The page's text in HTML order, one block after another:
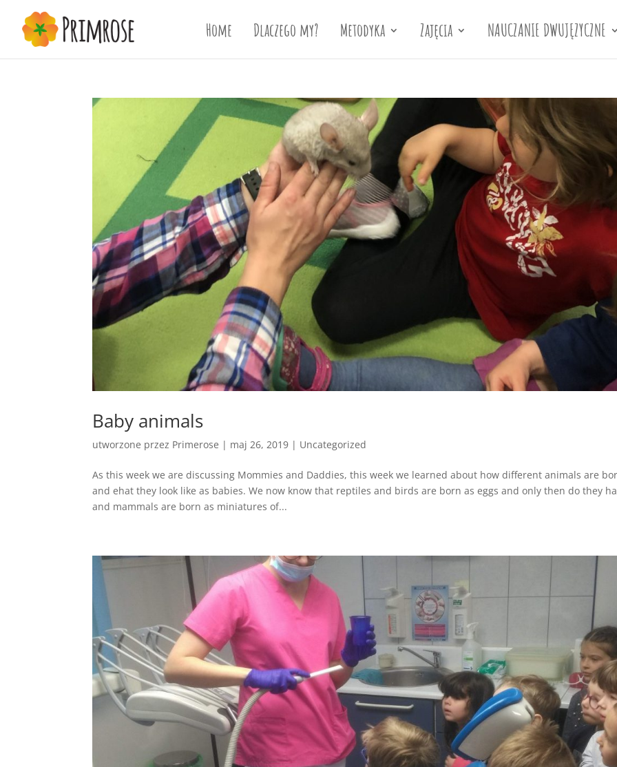
Home Dlaczego my? Metodyka Zajęcia NAUCZANIE DWUJĘZYCZNE
Baby animals
utworzone przez Primerose | maj 26, 2019 | Uncategorized
As this week we are discussing Mommies and Daddies, this week we learned about how different animals are
and ehat they look like as babies. We now know that reptiles and birds are born as eggs and only then do they
and mammals are born as miniatures of...